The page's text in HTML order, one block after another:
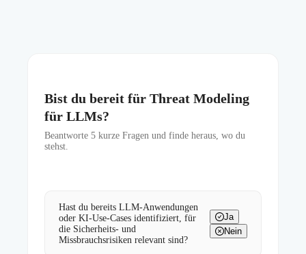
Bist du bereit für Threat Modeling
für LLMs?
Beantworte 5 kurze Fragen und finde heraus, wo du
stehst.
Hast du bereits LLM-Anwendungen
oder KI-Use-Cases identifiziert, für
die Sicherheits- und
Missbrauchsrisiken relevant sind?
Ja
Nein